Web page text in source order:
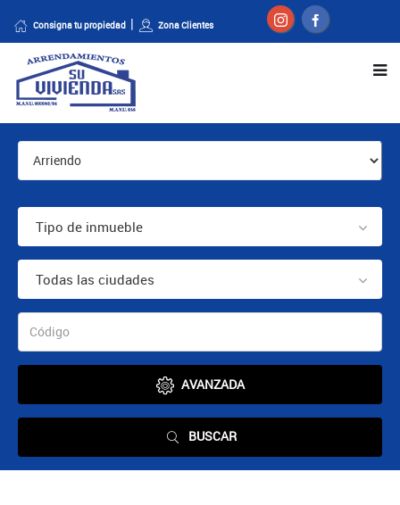
Consigna tu propiedad Zona Clientes
Tipo de inmueble
Todas las ciudades
AVANZADA
BUSCAR